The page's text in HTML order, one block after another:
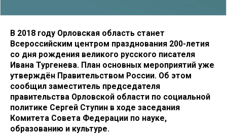
В 2018 году Орловская область станет
Всероссийским центром празднования 200-летия
со дня рождения великого русского писателя
Ивана Тургенева. План основных мероприятий уже
утверждён Правительством России. Об этом
сообщил заместитель председателя
правительства Орловской области по социальной
политике Сергей Ступин в ходе заседания
Комитета Совета Федерации по науке,
образованию и культуре.